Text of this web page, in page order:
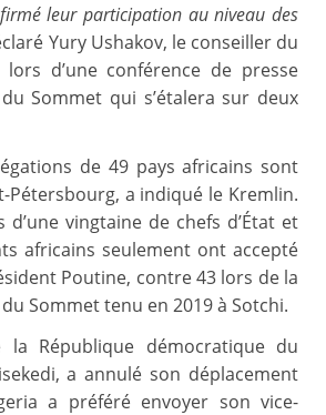
leur participation au niveau des
Yury Ushakov, le conseiller du
d’une conférence de presse
Sommet qui s’étalera sur deux
de 49 pays africains sont
Pétersbourg, a indiqué le Kremlin.
vingtaine de chefs d’État et
africains seulement ont accepté
Poutine, contre 43 lors de la
Sommet tenu en 2019 à Sotchi.
la République démocratique du
a annulé son déplacement
a préféré envoyer son vice-